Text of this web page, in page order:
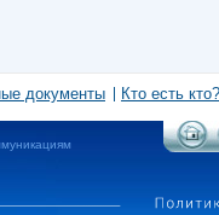
документы Кто есть кто?